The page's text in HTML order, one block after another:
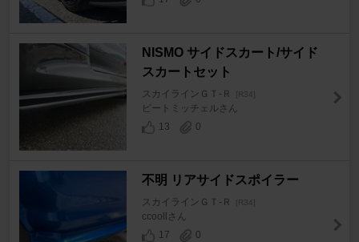
NISMO サイドスカート/サイド
スカートセット
スカイラインＧＴ‐Ｒ [R34]
ピートミッチェルさん
13
0
不明 リアサイドスポイラー
スカイラインＧＴ‐Ｒ [R34]
ccoollさん
17
0